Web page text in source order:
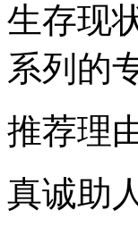
生存现
系列的
推荐理
真诚助